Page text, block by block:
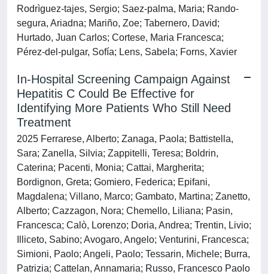
Rodrìguez‐tajes, Sergio; Saez‐palma, Maria; Rando‐
segura, Ariadna; Mariño, Zoe; Tabernero, David;
Hurtado, Juan Carlos; Cortese, Maria Francesca;
Pérez‐del‐pulgar, Sofía; Lens, Sabela; Forns, Xavier
In-Hospital Screening Campaign Against
Hepatitis C Could Be Effective for
Identifying More Patients Who Still Need
Treatment
2025 Ferrarese, Alberto; Zanaga, Paola; Battistella,
Sara; Zanella, Silvia; Zappitelli, Teresa; Boldrin,
Caterina; Pacenti, Monia; Cattai, Margherita;
Bordignon, Greta; Gomiero, Federica; Epifani,
Magdalena; Villano, Marco; Gambato, Martina; Zanetto,
Alberto; Cazzagon, Nora; Chemello, Liliana; Pasin,
Francesca; Calò, Lorenzo; Doria, Andrea; Trentin, Livio;
Illiceto, Sabino; Avogaro, Angelo; Venturini, Francesca;
Simioni, Paolo; Angeli, Paolo; Tessarin, Michele; Burra,
Patrizia; Cattelan, Annamaria; Russo, Francesco Paolo